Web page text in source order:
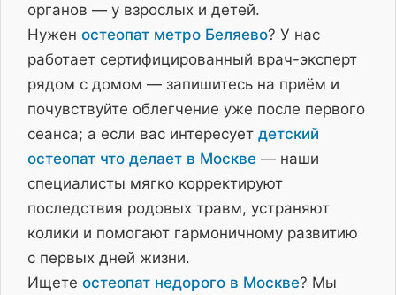
органов — у взрослых и детей.
Нужен остеопат метро Беляево? У нас
работает сертифицированный врач-эксперт
рядом с домом — запишитесь на приём и
почувствуйте облегчение уже после первого
сеанса; а если вас интересует детский
остеопат что делает в Москве — наши
специалисты мягко корректируют
последствия родовых травм, устраняют
колики и помогают гармоничному развитию
с первых дней жизни.
Ищете остеопат недорого в Москве? Мы